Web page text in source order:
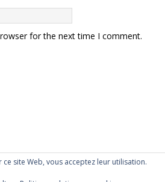
for the next time I comment.
site Web, vous acceptez leur utilisation.